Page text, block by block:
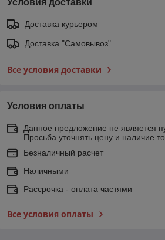
Доставка курьером
Доставка "Самовывоз"
Все условия доставки
Условия оплаты
Данное предложение не является
Просьба уточнять цену и наличие
Безналичный расчет
Наличными
Рассрочка - оплата частями
Все условия оплаты